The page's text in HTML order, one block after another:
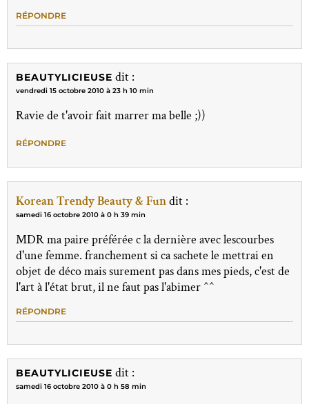
RÉPONDRE
BEAUTYLICIEUSE dit :
vendredi 15 octobre 2010 à 23 h 10 min
Ravie de t'avoir fait marrer ma belle ;))
RÉPONDRE
Korean Trendy Beauty & Fundit :
samedi 16 octobre 2010 à 0 h 39 min
MDR ma paire préférée c la dernière avec lescourbes
d'une femme. franchement si ca sachete le mettrai en
objet de déco mais surement pas dans mes pieds, c'est de
l'art à l'état brut, il ne faut pas l'abimer ^^
RÉPONDRE
BEAUTYLICIEUSE dit :
samedi 16 octobre 2010 à 0 h 58 min